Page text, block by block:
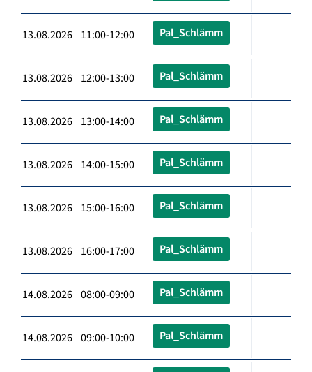
13.08.2026 11:00-12:00 Pal_Schlämm
13.08.2026 12:00-13:00 Pal_Schlämm
13.08.2026 13:00-14:00 Pal_Schlämm
13.08.2026 14:00-15:00 Pal_Schlämm
13.08.2026 15:00-16:00 Pal_Schlämm
13.08.2026 16:00-17:00 Pal_Schlämm
14.08.2026 08:00-09:00 Pal_Schlämm
14.08.2026 09:00-10:00 Pal_Schlämm